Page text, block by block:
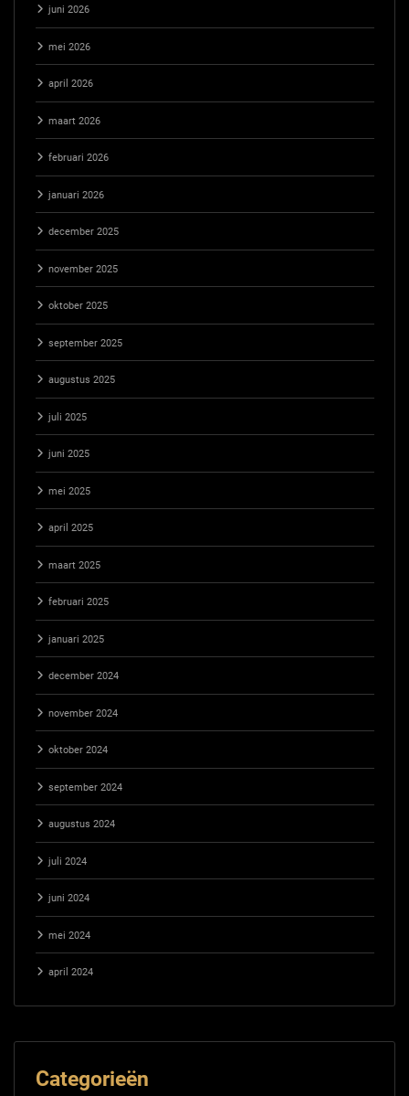
juni 2026
mei 2026
april 2026
maart 2026
februari 2026
januari 2026
december 2025
november 2025
oktober 2025
september 2025
augustus 2025
juli 2025
juni 2025
mei 2025
april 2025
maart 2025
februari 2025
januari 2025
december 2024
november 2024
oktober 2024
september 2024
augustus 2024
juli 2024
juni 2024
mei 2024
april 2024
Categorieën